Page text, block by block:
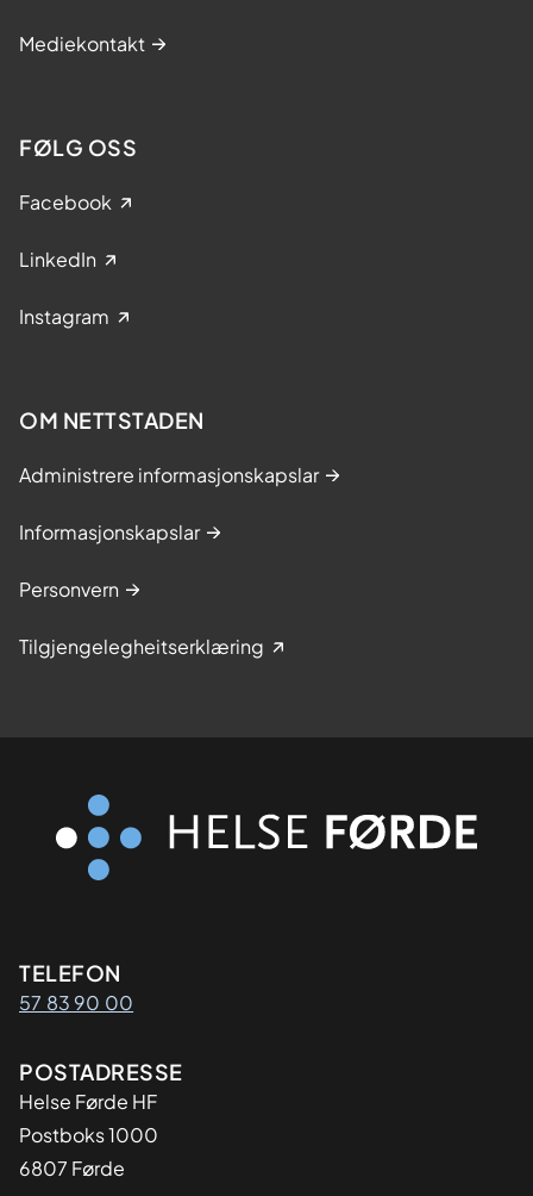
Mediekontakt
FØLG OSS
Facebook
LinkedIn
Instagram
OM NETTSTADEN
Administrere informasjonskapslar
Informasjonskapslar
Personvern
Tilgjengelegheitserklæring
Kontaktinformasjon
TELEFON
57 83 90 00
Adresse
POSTADRESSE
Helse Førde HF
Postboks 1000
6807 Førde